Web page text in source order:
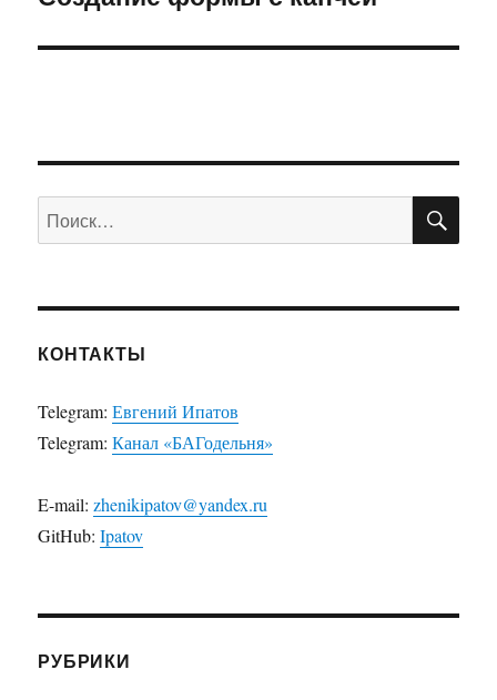
Искать:
КОНТАКТЫ
Telegram:Евгений Ипатов
Telegram:Канал «БАГодельня»
E-mail:zhenikipatov@yandex.ru
GitHub:Ipatov
РУБРИКИ